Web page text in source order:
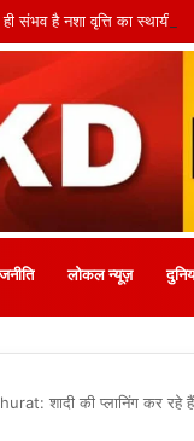
संभव है नशा वृत्ति का स्थायी
लोकल न्यूज़
शादी की प्लानिंग कर रहे